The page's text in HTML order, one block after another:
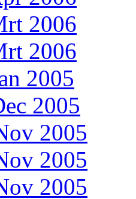
2006
2006
2005
2005
2005
2005
2005